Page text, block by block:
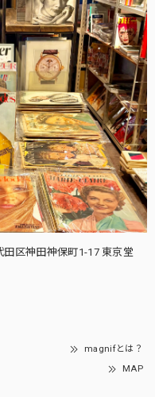
田区神田神保町1-17 東京堂
magnifとは？
MAP